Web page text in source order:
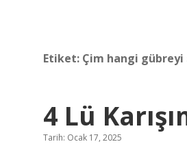
Etiket: Çim hangi gübreyi
4 Lü
Tarih: Ocak 17, 2025